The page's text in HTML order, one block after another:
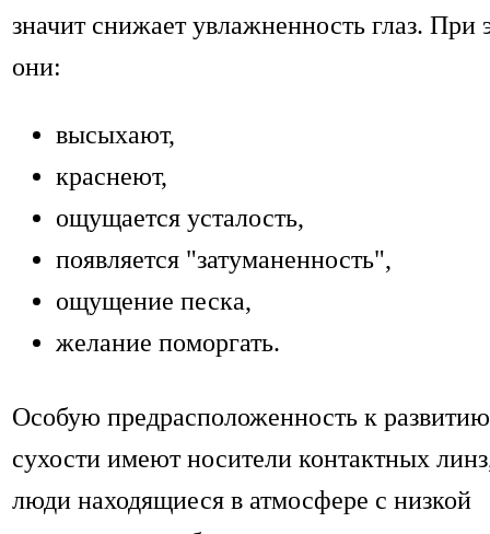
значит снижает увлажненность глаз. При
они:
высыхают,
краснеют,
ощущается усталость,
появляется "затуманенность",
ощущение песка,
желание поморгать.
Особую предрасположенность к развитию
сухости имеют носители контактных
люди находящиеся в атмосфере с низкой